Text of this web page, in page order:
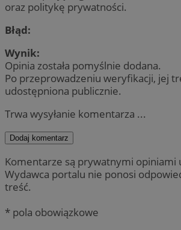
oraz politykę prywatności.
Błąd:
Wynik:
Opinia została pomyślnie dodana.
Po przeprowadzeniu weryfikacji, jej
udostępniona publicznie.
Trwa wysyłanie komentarza ...
Dodaj komentarz
Komentarze są prywatnymi opiniami
Wydawca portalu nie ponosi
treść.
* pola obowiązkowe